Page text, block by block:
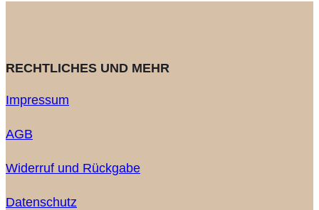
RECHTLICHES UND MEHR
Impressum
AGB
Widerruf und Rückgabe
Datenschutz